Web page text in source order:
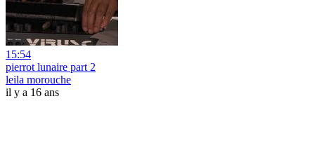
15:54
pierrot lunaire part 2
leila morouche
il y a 16 ans